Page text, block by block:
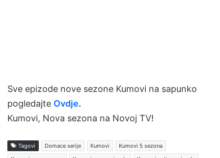
Sve epizode nove sezone Kumovi na sapunko
pogledajte Ovdje.
Kumovi, Nova sezona na Novoj TV!
Tagovi Domace serije Kumovi
Kumovi 5 sezona